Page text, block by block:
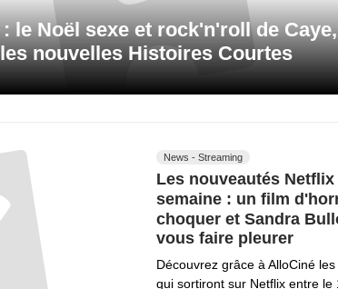
le Noël sexe et rock'n'roll de
nouvelles Histoires Courtes
News - Streaming
Les nouveautés
semaine : un film
choquer et Sandra
vous faire pleurer
Découvrez grâce à AlloCiné
qui sortiront sur Netflix entre le